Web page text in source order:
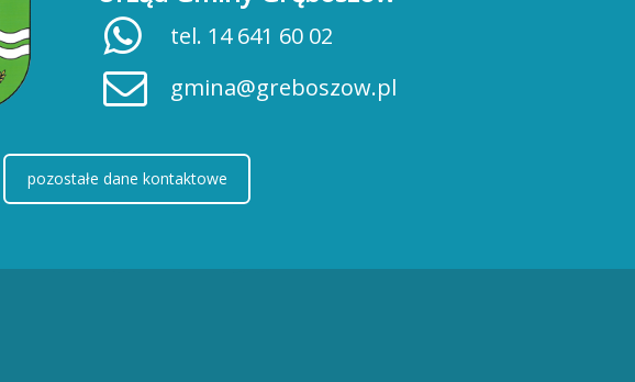
tel. 14 641 60 02
gmina@greboszow.pl
pozostałe dane kontaktowe